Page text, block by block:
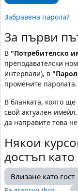
Забравена парола?
За първи
В "Потребителско
преподавателски
интервали), в
промените паролата.
В бланката, която
свой актуален
да направите това
Някои
достъп като
Влизане като гост